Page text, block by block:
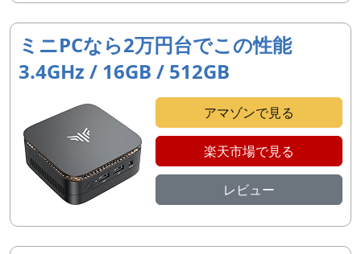
ミニPCなら2万円台でこの性能
3.4GHz / 16GB / 512GB
アマゾンで見る
楽天市場で見る
レビュー